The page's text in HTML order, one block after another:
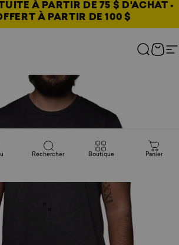
À PARTIR DE 75 $ D'ACHAT •
À PARTIR DE 100 $
Rechercher Boutique Panier